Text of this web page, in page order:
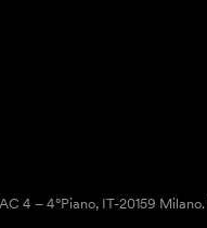
4 – 4°Piano, IT-20159